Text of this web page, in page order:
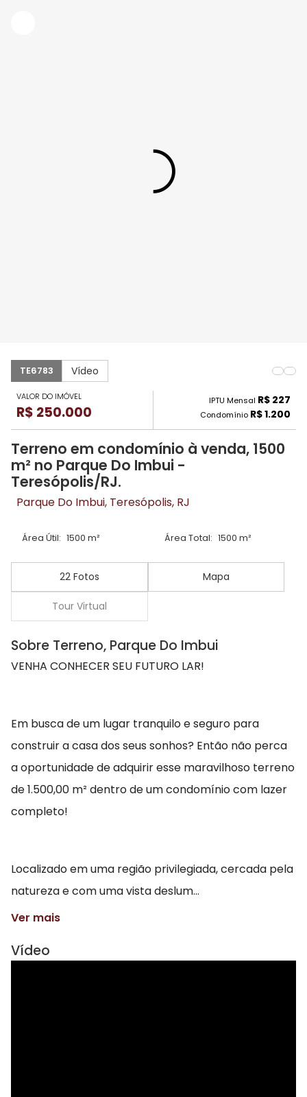
TE6783 Vídeo
VALOR DO IMÓVEL
R$ 250.000
IPTU Mensal R$ 227
Condomínio R$ 1.200
Terreno em condomínio à venda, 1500
m² no Parque Do Imbui -
Teresópolis/RJ.
Parque Do Imbui, Teresópolis, RJ
Área Útil: 1500 m² Área Total: 1500 m²
22 Fotos Mapa
Tour Virtual
Sobre Terreno, Parque Do Imbui
VENHA CONHECER SEU FUTURO LAR!
Em busca de um lugar tranquilo e seguro para
construir a casa dos seus sonhos? Então não perca
a oportunidade de adquirir esse maravilhoso terreno
de 1.500,00 m² dentro de um condomínio com lazer
completo!
Localizado em uma região privilegiada, cercada pela
natureza e com uma vista deslum...
Ver mais
Vídeo